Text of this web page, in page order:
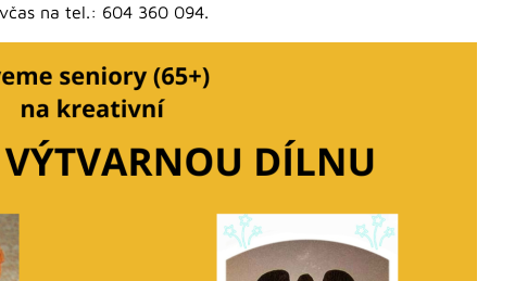
na tel.: 604 360 094.